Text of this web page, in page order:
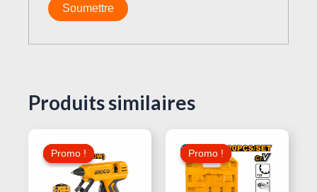
Produits similaires
Promo !
Promo !
Prix
Initial
Était :
Le
40,000 د.ت.
Promo !
Promo !
Prix
Initial
Était :
Le